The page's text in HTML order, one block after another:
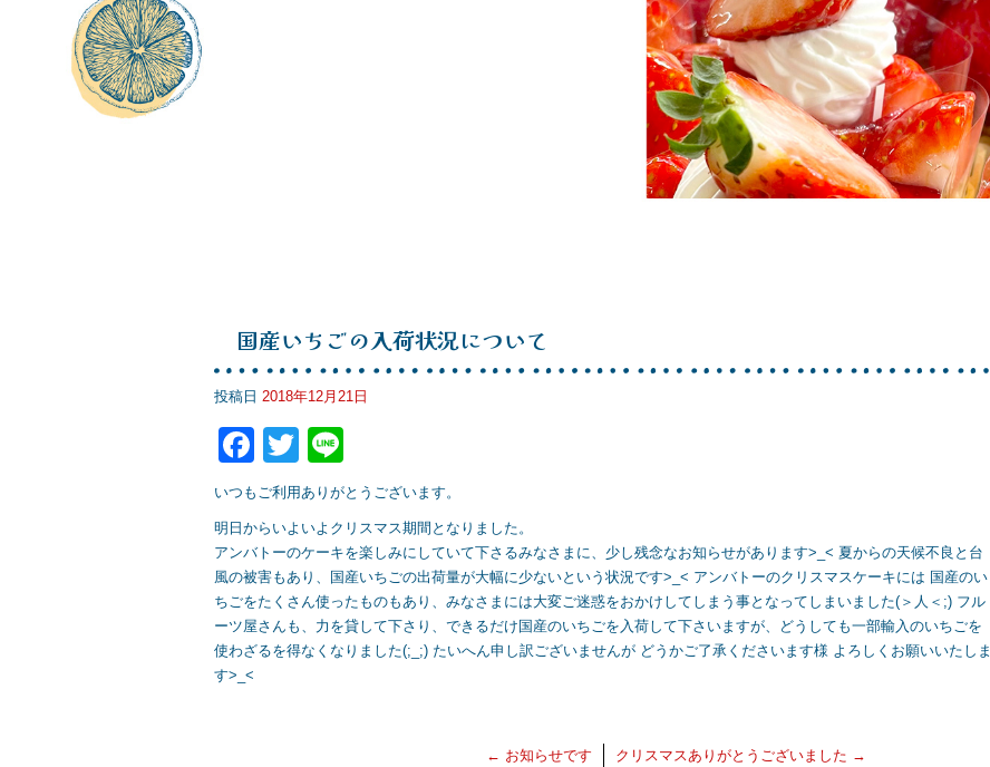
国産いちごの入荷状況について
投稿日 2018年12月21日
F
a
c
e
b
o
o
T
wi
tt
er
n
e
いつもご利用ありがとうございます。
明日からいよいよクリスマス期間となりました。
アンバトーのケーキを楽しみにしていて下さるみなさまに、少し残念なお知らせがあります>_< 夏からの天候不良と台
風の被害もあり、国産いちごの出荷量が大幅に少ないという状況です>_< アンバトーのクリスマスケーキには 国産のい
ちごをたくさん使ったものもあり、みなさまには大変ご迷惑をおかけしてしまう事となってしまいました(＞人＜;) フル
ーツ屋さんも、力を貸して下さり、できるだけ国産のいちごを入荷して下さいますが、どうしても一部輸入のいちごを
使わざるを得なくなりました(;_;) たいへん申し訳ございませんが どうかご了承くださいます様 よろしくお願いいたしま
す>_<
← お知らせです クリスマスありがとうございました →